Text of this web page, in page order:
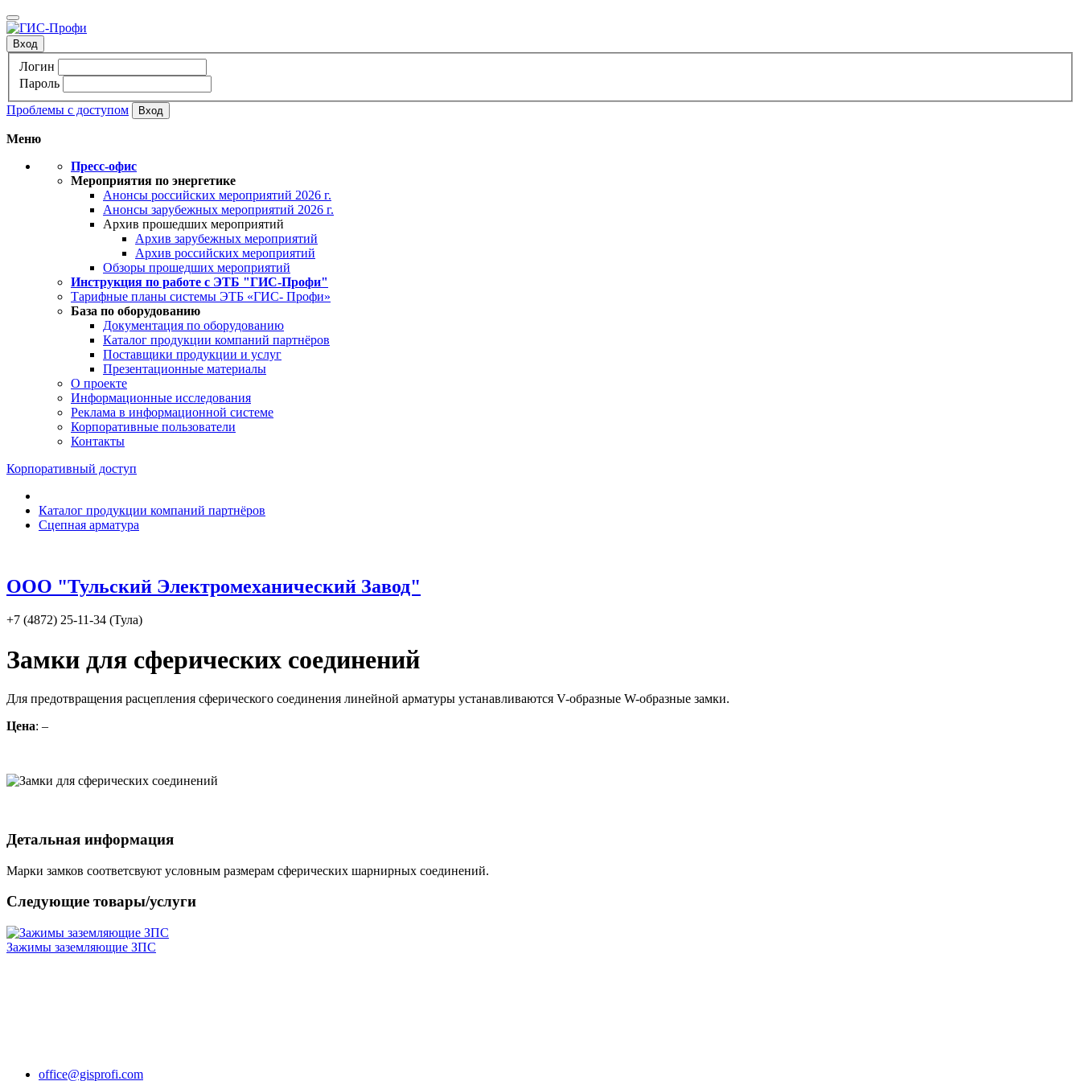
Вход
Логин
Пароль
Проблемы с доступом
Меню
Пресс-офис
Мероприятия по энергетике
Анонсы российских мероприятий 2026 г.
Анонсы зарубежных мероприятий 2026 г.
Архив прошедших мероприятий
Архив зарубежных мероприятий
Архив российских мероприятий
Обзоры прошедших мероприятий
Инструкция по работе с ЭТБ "ГИС-Профи"
Тарифные планы системы ЭТБ «ГИС- Профи»
База по оборудованию
Документация по оборудованию
Каталог продукции компаний партнёров
Поставщики продукции и услуг
Презентационные материалы
О проекте
Информационные исследования
Реклама в информационной системе
Корпоративные пользователи
Контакты
Корпоративный доступ
Каталог продукции компаний партнёров
Сцепная арматура
ООО "Тульский Электромеханический Завод"
+7 (4872) 25-11-34 (Тула)
Замки для сферических соединений
Для предотвращения расцепления сферического соединения линейной арматуры устанавливаются V-образные W-образные замки.
Цена: –
Детальная информация
Марки замков соответсвуют условным размерам сферических шарнирных соединений.
Следующие товары/услуги
Зажимы заземляющие ЗПС
office@gisprofi.com